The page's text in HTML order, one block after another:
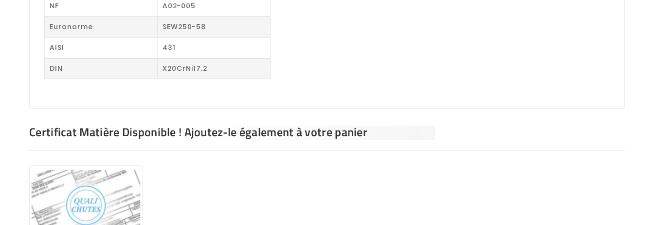
NF A02-005
Euronorme SEW250-58
AISI 431
DIN X20CrNi17.2
Certificat Matière Disponible ! Ajoutez-le également à votre panier